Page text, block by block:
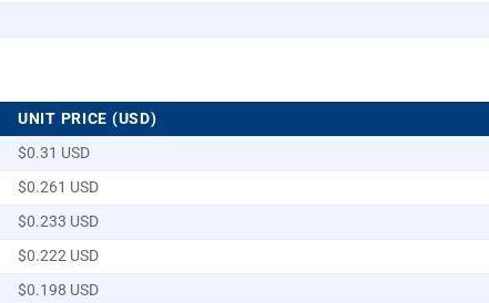
UNIT PRICE (USD)
$0.31 USD
$0.261 USD
$0.233 USD
$0.222 USD
$0.198 USD